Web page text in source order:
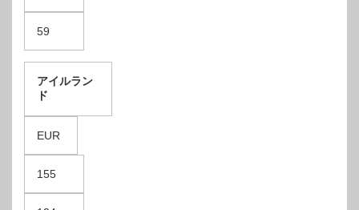
59
アイルラン
ド
EUR
155